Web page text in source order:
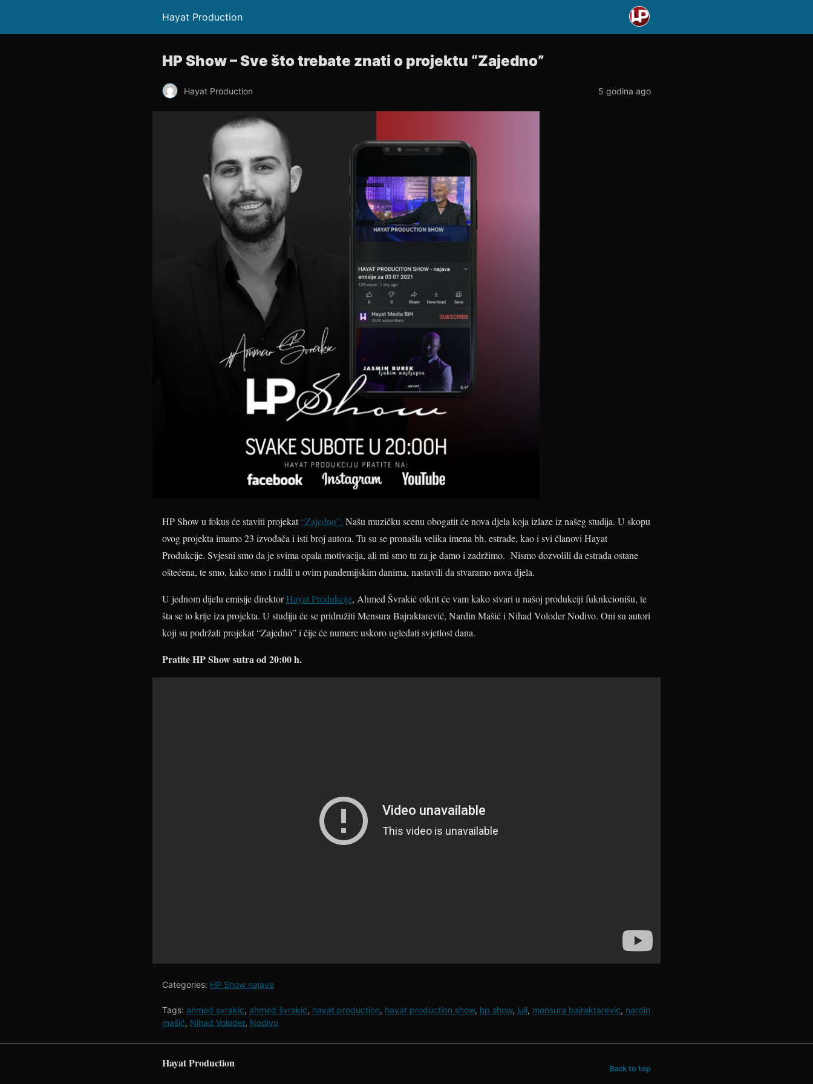
Hayat Production
HP Show – Sve što trebate znati o projektu “Zajedno”
Hayat Production 5 godina ago
HP Show u fokus će staviti projekat“Zajedno”. Našu muzičku scenu obogatit će nova djela koja izlaze iz našeg studija. U skopu
ovog projekta imamo 23 izvođača i isti broj autora. Tu su se pronašla velika imena bh. estrade, kao i svi članovi Hayat
Produkcije. Svjesni smo da je svima opala motivacija, ali mi smo tu za je damo i zadržimo. Nismo dozvolili da estrada ostane
oštećena, te smo, kako smo i radili u ovim pandemijskim danima, nastavili da stvaramo nova djela.
U jednom dijelu emisije direktorHayat Produkcije, Ahmed Švrakić otkrit će vam kako stvari u našoj produkciji fuknkcionišu, te
šta se to krije iza projekta. U studiju će se pridružiti Mensura Bajraktarević, Nardin Mašić i Nihad Voloder Nodivo. Oni su autori
koji su podržali projekat “Zajedno” i čije će numere uskoro ugledati svjetlost dana.
Pratite HP Show sutra od 20:00 h.
Categories: HP Show najave
Tags: ahmed svrakic, ahmed švrakić, hayat production, hayat production show, hp show, juli, mensura bajraktarevic, nardin
mašić, Nihad Voloder, Nodivo
Hayat Production Back to top